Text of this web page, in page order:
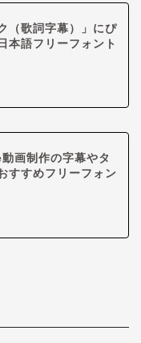
（歌詞字幕）」にぴ
本語フリーフォント
画制作の字幕やタ
すすめフリーフォン